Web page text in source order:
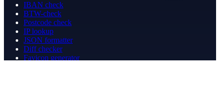
IBAN check
BTW-check
Postcode check
IP lookup
JSON formatter
Diff checker
Favicon generator